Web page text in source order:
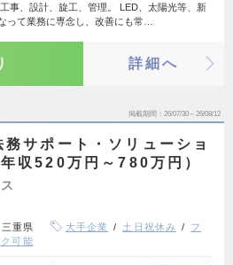
事、設計、旋工、管理。 LED、太陽光等、新
って業務に専念し、改善にも常…
詳細へ
掲載期間 26/07/30～26/08/12
務サポート・ソリューショ
収520万円～780万円）
三重県 大手企業 土日祝休み
フ
可能